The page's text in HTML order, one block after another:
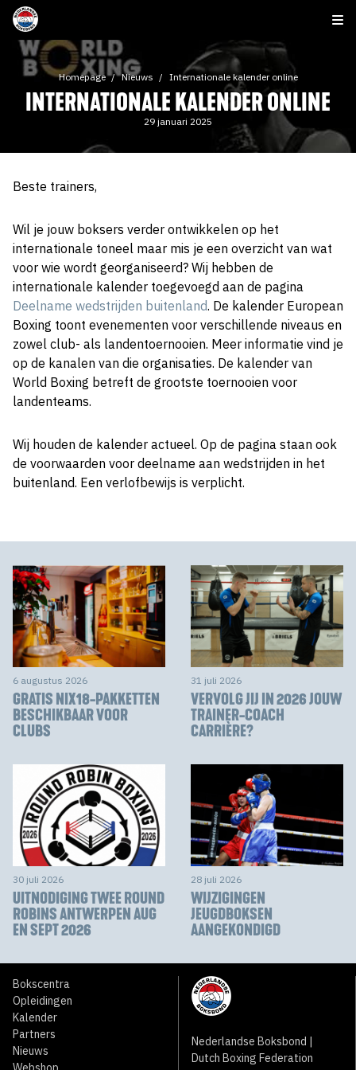
Homepage Nieuws Internationale kalender online
INTERNATIONALE KALENDER ONLINE
29 januari 2025
Beste trainers,
Wil je jouw boksers verder ontwikkelen op het
internationale toneel maar mis je een overzicht van wat
voor wie wordt georganiseerd? Wij hebben de
internationale kalender toegevoegd aan de pagina
Deelname wedstrijden buitenland. De kalender European
Boxing toont evenementen voor verschillende niveaus en
zowel club- als landentoernooien. Meer informatie vind je
op de kanalen van die organisaties. De kalender van
World Boxing betreft de grootste toernooien voor
landenteams.
Wij houden de kalender actueel. Op de pagina staan ook
de voorwaarden voor deelname aan wedstrijden in het
buitenland. Een verlofbewijs is verplicht.
6 augustus 2026
GRATIS NIX18-PAKKETTEN
BESCHIKBAAR VOOR
CLUBS
31 juli 2026
VERVOLG JIJ IN 2026 JOUW
TRAINER-COACH
CARRIÈRE?
30 juli 2026
UITNODIGING TWEE ROUND
ROBINS ANTWERPEN AUG
EN SEPT 2026
28 juli 2026
WIJZIGINGEN
JEUGDBOKSEN
AANGEKONDIGD
Bokscentra
Opleidingen
Kalender
Partners
Nieuws
Nederlandse Boksbond |
Dutch Boxing Federation